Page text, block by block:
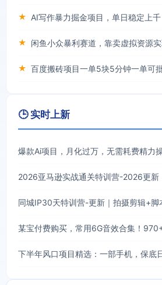
★ AI写作暴力掘金项目，单日稳定上
★
★ 百度搬砖项目一单5块5分钟一单可
🕒 实时上新